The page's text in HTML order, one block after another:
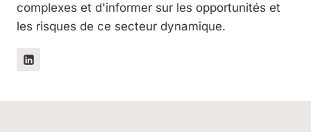
complexes et d'informer sur les opportunités et
les risques de ce secteur dynamique.